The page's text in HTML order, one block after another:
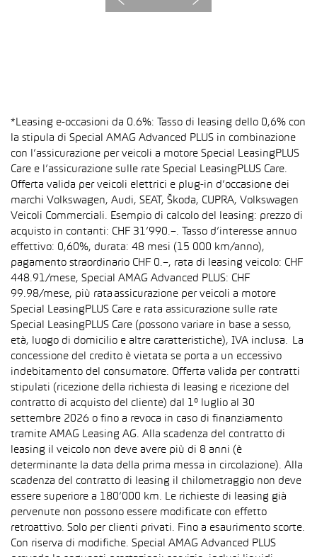
*Leasing e-occasioni da 0.6%: Tasso di leasing dello 0,6% con
la stipula di Special AMAG Advanced PLUS in combinazione
con l’assicurazione per veicoli a motore Special LeasingPLUS
Care e l’assicurazione sulle rate Special LeasingPLUS Care.
Offerta valida per veicoli elettrici e plug-in d’occasione dei
marchi Volkswagen, Audi, SEAT, Škoda, CUPRA, Volkswagen
Veicoli Commerciali. Esempio di calcolo del leasing: prezzo di
acquisto in contanti: CHF 31’990.–. Tasso d’interesse annuo
effettivo: 0,60%, durata: 48 mesi (15 000 km/anno),
pagamento straordinario CHF 0.–, rata di leasing veicolo: CHF
448.91/mese, Special AMAG Advanced PLUS: CHF
99.98/mese, più rata assicurazione per veicoli a motore
Special LeasingPLUS Care e rata assicurazione sulle rate
Special LeasingPLUS Care (possono variare in base a sesso,
età, luogo di domicilio e altre caratteristiche), IVA inclusa. La
concessione del credito è vietata se porta a un eccessivo
indebitamento del consumatore. Offerta valida per contratti
stipulati (ricezione della richiesta di leasing e ricezione del
contratto di acquisto del cliente) dal 1° luglio al 30
settembre 2026 o fino a revoca in caso di finanziamento
tramite AMAG Leasing AG. Alla scadenza del contratto di
leasing il veicolo non deve avere più di 8 anni (è
determinante la data della prima messa in circolazione). Alla
scadenza del contratto di leasing il chilometraggio non deve
essere superiore a 180’000 km. Le richieste di leasing già
pervenute non possono essere modificate con effetto
retroattivo. Solo per clienti privati. Fino a esaurimento scorte.
Con riserva di modifiche. Special AMAG Advanced PLUS